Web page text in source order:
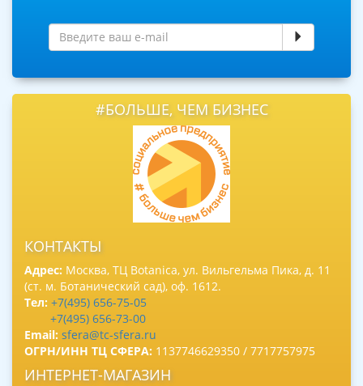
#БОЛЬШЕ, ЧЕМ БИЗНЕС
КОНТАКТЫ
Адрес: Москва, ТЦ Botanica, ул. Вильгельма Пика, д. 11
(ст. м. Ботанический сад), оф. 1612.
Тел: +7(495) 656-75-05
+7(495) 656-73-00
Email: sfera@tc-sfera.ru
ОГРН/ИНН ТЦ СФЕРА: 1137746629350 / 7717757975
ИНТЕРНЕТ-МАГАЗИН